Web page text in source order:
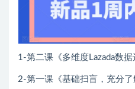
1-第二课《多维度Lazada数据
2-第一课《基础扫盲，充分了